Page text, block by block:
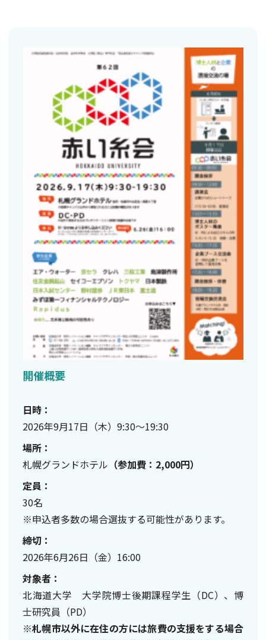
開催概要
日時：
2026年9月17日（木）9:30～19:30
場所：
札幌グランドホテル （参加費：2,000円）
定員：
30名
※申込者多数の場合選抜する可能性があります。
締切：
2026年6月26日（金）16:00
対象者：
北海道大学 大学院博士後期課程学生（DC）、博
士研究員（PD）
※札幌市以外に在住の方には旅費の支援をする場合